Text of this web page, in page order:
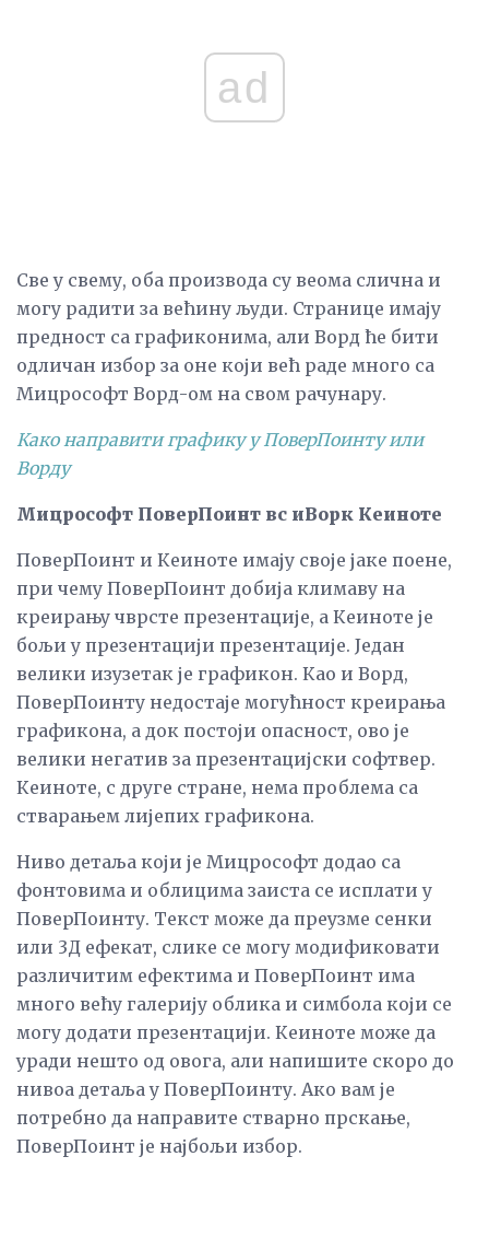
ad
Све у свему, оба производа су веома слична и
могу радити за већину људи. Странице имају
предност са графиконима, али Ворд ће бити
одличан избор за оне који већ раде много са
Мицрософт Ворд-ом на свом рачунару.
Како направити графику у ПоверПоинту или
Ворду
Мицрософт ПоверПоинт вс иВорк Кеиноте
ПоверПоинт и Кеиноте имају своје јаке поене,
при чему ПоверПоинт добија климаву на
креирању чврсте презентације, а Кеиноте је
бољи у презентацији презентације. Један
велики изузетак је графикон. Као и Ворд,
ПоверПоинту недостаје могућност креирања
графикона, а док постоји опасност, ово је
велики негатив за презентацијски софтвер.
Кеиноте, с друге стране, нема проблема са
стварањем лијепих графикона.
Ниво детаља који је Мицрософт додао са
фонтовима и облицима заиста се исплати у
ПоверПоинту. Текст може да преузме сенки
или 3Д ефекат, слике се могу модификовати
различитим ефектима и ПоверПоинт има
много већу галерију облика и симбола који се
могу додати презентацији. Кеиноте може да
уради нешто од овога, али напишите скоро до
нивоа детаља у ПоверПоинту. Ако вам је
потребно да направите стварно прскање,
ПоверПоинт је најбољи избор.